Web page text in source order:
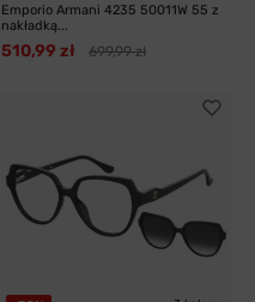
Emporio Armani 4235 50011W 55 z
nakładką...
510,99 zł 699,99 zł